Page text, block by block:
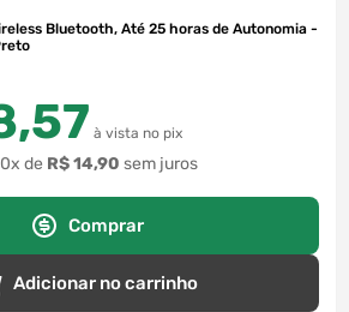
Bluetooth, Até 25 horas de Autonomia -
,57 à vista no pix
x de R$14,90 sem juros
Comprar
Adicionar no carrinho